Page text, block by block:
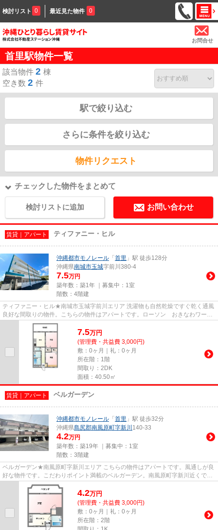
検討リスト 0 最近見た物件 0
お問合せ
首里駅物件一覧
該当物件 2 棟
空き数 2 件
駅で絞り込む
さらに条件を絞り込む
物件リクエスト
チェックした物件をまとめて
検討リストに追加 お問い合わせ
賃貸｜アパート ティファニー・ヒル
沖縄都市モノレール 「 首里 」駅 徒歩128分
沖縄県南城市玉城字前川380-4
7.5万円
築年数：築1年 ｜募集中： 1室
階数：4階建
ティファニー・ヒル★南城市玉城字前川エリア 洗濯物も自然乾燥ですぐ乾く通風
良好な間取りの物件。こちらの物件はアパートです。ローソン おきなわワール
ド前店へ徒歩４分とちょっと...
7.5万円
(管理費・共益費 3,000円)
敷：0ヶ月｜礼：0ヶ月
所在階：1階
間取り：2DK
面積：40.50㎡
賃貸｜アパート ベルガーデン
沖縄都市モノレール 「 首里 」駅 徒歩32分
沖縄県島尻郡南風原町字新川 140-33
4.2万円
築年数：築19年 ｜募集中： 1室
階数：3階建
ベルガーデン★南風原町字新川エリア こちらの物件はアパートです。風通しが良
好な物件です。こだわりポイント満載のベルガーデン。南風原町字新川近くで快
適な住環境をお求めなら担当...
4.2万円
(管理費・共益費 3,000円)
敷：0ヶ月｜礼：0ヶ月
所在階：2階